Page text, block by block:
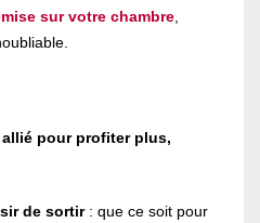
sur votre chambre
pour profiter plus,
de sortir: que ce soit pour